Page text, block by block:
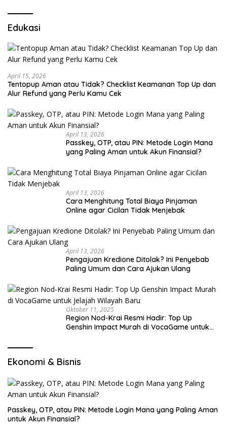
Edukasi
April 15, 2026
Tentopup Aman atau Tidak? Checklist Keamanan Top Up dan
Alur Refund yang Perlu Kamu Cek
April 13, 2026
Passkey, OTP, atau PIN: Metode Login Mana
yang Paling Aman untuk Akun Finansial?
April 13, 2026
Cara Menghitung Total Biaya Pinjaman
Online agar Cicilan Tidak Menjebak
April 13, 2026
Pengajuan Kredione Ditolak? Ini Penyebab
Paling Umum dan Cara Ajukan Ulang
Oktober 11, 2025
Region Nod-Krai Resmi Hadir: Top Up
Genshin Impact Murah di VocaGame untuk
Ekonomi & Bisnis
Passkey, OTP, atau PIN: Metode Login Mana yang Paling Aman
untuk Akun Finansial?